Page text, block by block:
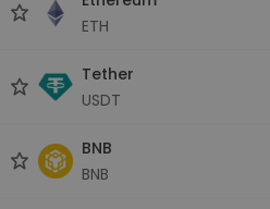
ETH
Tether
USDT
BNB
BNB